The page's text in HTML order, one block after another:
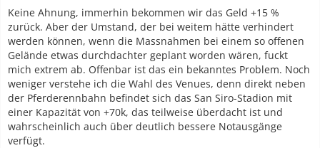
Keine Ahnung, immerhin bekommen wir das Geld +15 %
zurück. Aber der Umstand, der bei weitem hätte verhindert
werden können, wenn die Massnahmen bei einem so offenen
Gelände etwas durchdachter geplant worden wären, fuckt
mich extrem ab. Offenbar ist das ein bekanntes Problem. Noch
weniger verstehe ich die Wahl des Venues, denn direkt neben
der Pferderennbahn befindet sich das San Siro-Stadion mit
einer Kapazität von +70k, das teilweise überdacht ist und
wahrscheinlich auch über deutlich bessere Notausgänge
verfügt.